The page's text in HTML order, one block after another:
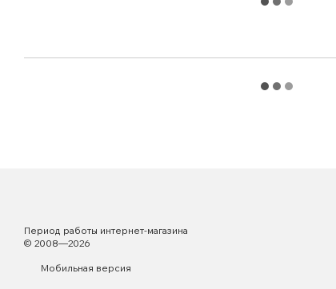
Период работы интернет-магазина
© 2008—2026
Мобильная версия